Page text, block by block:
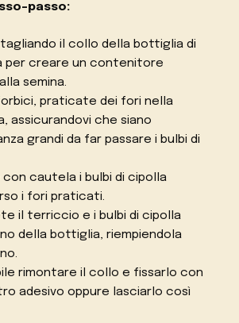
passo:
tagliando il collo della bottiglia di
per creare un contenitore
semina.
praticate dei fori nella
assicurandovi che siano
grandi da far passare i bulbi di
con cautela i bulbi di cipolla
i fori praticati.
il terriccio e i bulbi di cipolla
della bottiglia, riempiendola
rimontare il collo e fissarlo con
adesivo oppure lasciarlo così